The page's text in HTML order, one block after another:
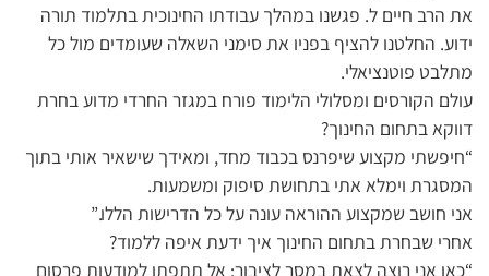
את הרב חיים ל. פגשנו במהלך עבודתו החינוכית בתלמוד תורה
ידוע. החלטנו להציף בפניו את סימני השאלה שעומדים מול כל
מתלבט פוטנציאלי.
עולם הקורסים ומסלולי הלימוד פורח במגזר החרדי מדוע בחרת
דווקא בתחום החינוך?
“חיפשתי מקצוע שיפרנס בכבוד מחד, ומאידך שישאיר אותי בתוך
המסגרת וימלא אתי בתחושת סיפוק ומשמעות.
אני חושב שמקצוע ההוראה עונה על כל הדרישות הללו.”
אחרי שבחרת בתחום החינוך איך ידעת איפה ללמוד?
“כאן אני רוצה לצאת במסר לציבור: אל תתפתו למודעות פרסום